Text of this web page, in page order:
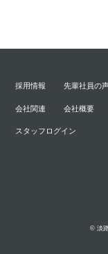
採用情報 先輩社員の
会社関連 会社概要
スタッフログイン
© 淡